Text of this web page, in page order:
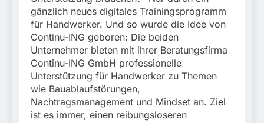
gänzlich neues digitales Trainingsprogramm
für Handwerker. Und so wurde die Idee von
Continu-ING geboren: Die beiden
Unternehmer bieten mit ihrer Beratungsfirma
Continu-ING GmbH professionelle
Unterstützung für Handwerker zu Themen
wie Bauablaufstörungen,
Nachtragsmanagement und Mindset an. Ziel
ist es immer, einen reibungsloseren